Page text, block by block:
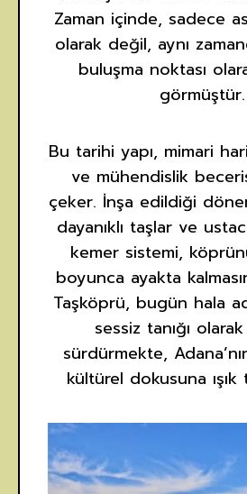
Zaman içinde, sadece
olarak değil, aynı
buluşma noktası
görmüştür.
Bu tarihi yapı, mimari
ve mühendislik
çeker. İnşa edildiği
dayanıklı taşlar ve
kemer sistemi,
boyunca ayakta
Taşköprü, bugün hala
sessiz tanığı olarak
sürdürmekte,
kültürel dokusuna ışık